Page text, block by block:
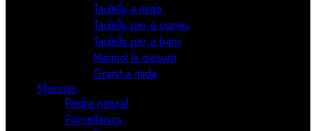
Taulells a mida
Taulells per a cuines
Taulells per a bany
Marmol la mesura
Granit a mida
Materials
Pedra natural
Porcellànics